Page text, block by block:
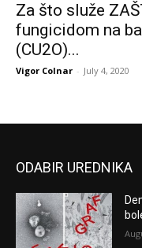
Za što služe
fungicidom na
(CU2O)...
Vigor Colnar - July 4, 2020
ODABIR UREDNIKA